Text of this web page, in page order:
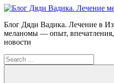
Skip
content
Блог
Дяди
Вадика.
меланомы
в
Блог Дяди Вадика. Лечение в
меланомы — опыт, впечатления,
новости
Search
for: